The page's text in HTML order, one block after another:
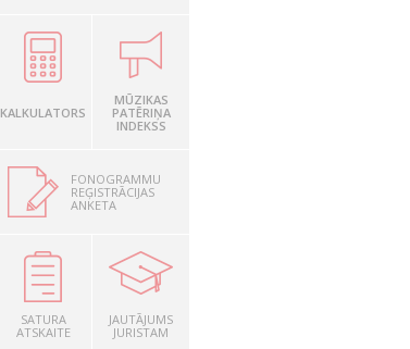
KALKULATORS
MŪZIKAS
PATĒRIŅA
INDEKSS
FONOGRAMMU
REĢISTRĀCIJAS
ANKETA
SATURA
ATSKAITE
JAUTĀJUMS
JURISTAM